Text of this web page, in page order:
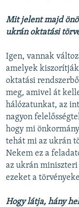
Mit jelent majd
ukrán oktatási
Igen, vannak
amelyek
oktatási
meg, amivel át
hálózatunkat, az
nagyon
hogy mi
tehát mi az ukrán
Nekem ez a
az ukrán
ezeket a
Hogy látja, hány